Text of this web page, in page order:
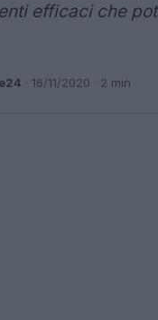
efficaci che
· 16/11/2020 · 2 min